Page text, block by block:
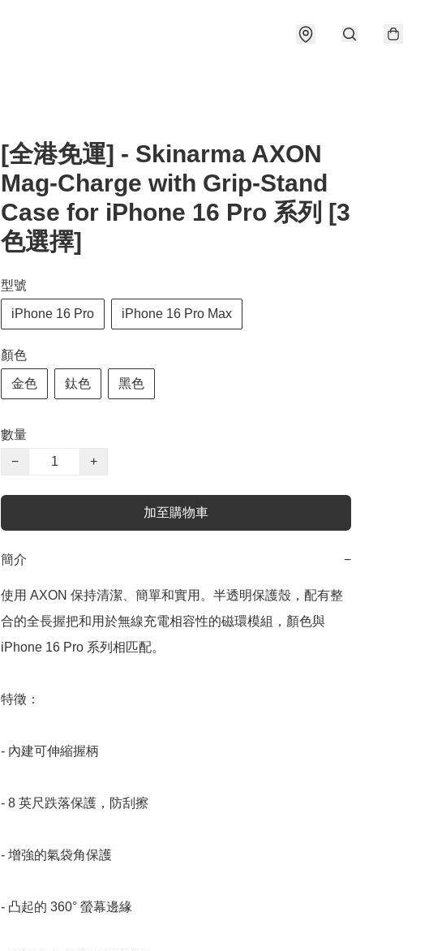
[全港免運] - Skinarma AXON
Mag-Charge with Grip-Stand
Case for iPhone 16 Pro 系列 [3
色選擇]
型號
iPhone 16 Pro iPhone 16 Pro Max
顏色
金色 鈦色 黑色
數量
−
+
加至購物車
簡介 −
使用 AXON 保持清潔、簡單和實用。半透明保護殼，配有整
合的全長握把和用於無線充電相容性的磁環模組，顏色與
iPhone 16 Pro 系列相匹配。
特徵：
- 內建可伸縮握柄
- 8 英尺跌落保護，防刮擦
- 增強的氣袋角保護
- 凸起的 360° 螢幕邊緣